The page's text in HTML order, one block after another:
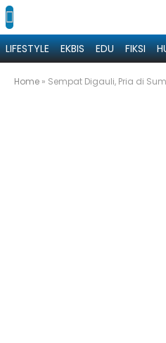
LIFESTYLE EKBIS EDU FIKSI
Home » Sempat Digauli, Pria di